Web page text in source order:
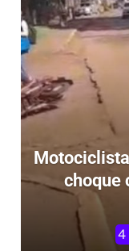
choque